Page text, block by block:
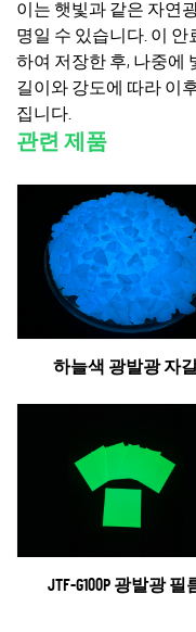
이는 햇빛과 같은 자연
명일 수 있습니다. 이
하여 저장한 후, 나중에
길이와 강도에 따라 이
집니다.
관련 제품
하늘색 광발광 자
JTF-G100P 광발광 필